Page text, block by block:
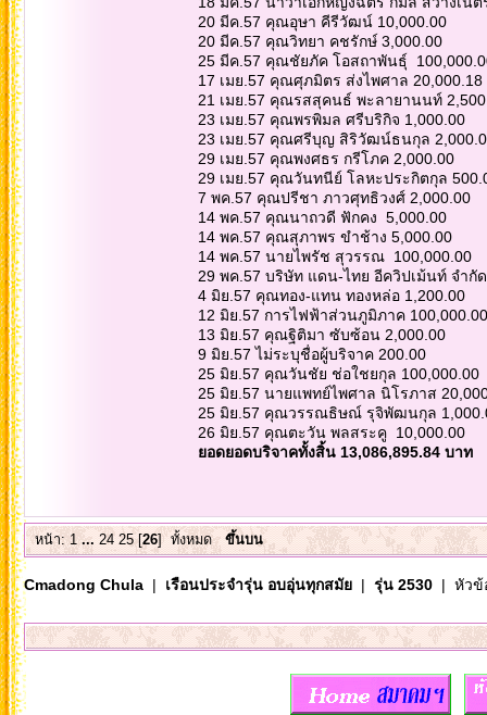
20 มีค.57 คุณอุษา คีรีวัฒน์ 10,000.00
20 มีค.57 คุณวิทยา คชรักษ์ 3,000.00
25 มีค.57 คุณชัยภัค โอสถาพันธุ์
17 เมย.57 คุณศุภมิตร ส่งไพศาล 20,000.18
21 เมย.57 คุณรสสุคนธ์ พะลายานนท์
23 เมย.57 คุณพรพิมล ศรีบริกิจ 1,000.00
23 เมย.57 คุณศรีบุญ สิริวัฒน์ธนกุล
29 เมย.57 คุณพงศธร กรีโภค 2,000.00
29 เมย.57 คุณวันทนีย์ โลหะประกิตกุล
7 พค.57 คุณปรีชา ภาวศุทธิวงศ์ 2,000.00
14 พค.57 คุณนาถวดี ฟักคง 5,000.00
14 พค.57 คุณสุภาพร ขำช้าง 5,000.00
14 พค.57 นายไพรัช สุวรรณ 100,000.00
29 พค.57 บริษัท แดน-ไทย อีควิปเม้นท์ จำกั
4 มิย.57 คุณทอง-แทน ทองหล่อ 1,200.00
12 มิย.57 การไฟฟ้าส่วนภูมิภาค 100,000.00
13 มิย.57 คุณฐิติมา ซับซ้อน 2,000.00
9 มิย.57 ไม่ระบุชื่อผู้บริจาค 200.00
25 มิย.57 คุณวันชัย ช่อใชยกุล 100,000.00
25 มิย.57 นายแพทย์ไพศาล นิโรภาส
25 มิย.57 คุณวรรณธิษณ์ รุจิพัฒนกุล
26 มิย.57 คุณตะวัน พลสระคู 10,000.00
ยอดยอดบริจาคทั้งสิ้น 13,086,895.84 บาท
หน้า:1 ... 24 25[26] ทั้งหมด ขึ้นบน
Cmadong Chula| เรือนประจำรุ่น อบอุ่นทุกสมัย| รุ่น 2530| หัวข้